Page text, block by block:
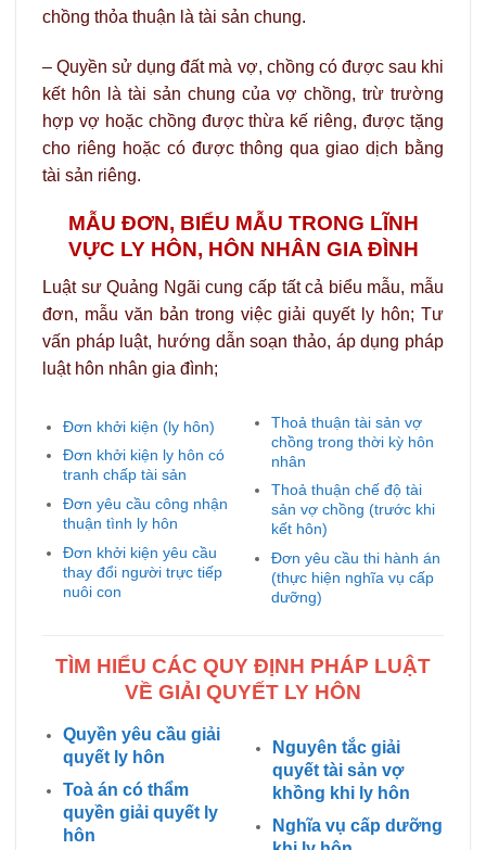
chồng thỏa thuận là tài sản chung.
– Quyền sử dụng đất mà vợ, chồng có được sau khi
kết hôn là tài sản chung của vợ chồng, trừ trường
hợp vợ hoặc chồng được thừa kế riêng, được tặng
cho riêng hoặc có được thông qua giao dịch bằng
tài sản riêng.
MẪU ĐƠN, BIỂU MẪU TRONG LĨNH
VỰC LY HÔN, HÔN NHÂN GIA ĐÌNH
Luật sư Quảng Ngãi cung cấp tất cả biểu mẫu, mẫu
đơn, mẫu văn bản trong việc giải quyết ly hôn; Tư
vấn pháp luật, hướng dẫn soạn thảo, áp dụng pháp
luật hôn nhân gia đình;
Đơn khởi kiện (ly hôn)
Đơn khởi kiện ly hôn có
tranh chấp tài sản
Đơn yêu cầu công nhận
thuận tình ly hôn
Đơn khởi kiện yêu cầu
thay đổi người trực tiếp
nuôi con
Thoả thuận tài sản vợ
chồng trong thời kỳ hôn
nhân
Thoả thuận chế độ tài
sản vợ chồng (trước khi
kết hôn)
Đơn yêu cầu thi hành án
(thực hiện nghĩa vụ cấp
dưỡng)
TÌM HIỂU CÁC QUY ĐỊNH PHÁP LUẬT
VỀ GIẢI QUYẾT LY HÔN
Quyền yêu cầu giải
quyết ly hôn
Toà án có thẩm
quyền giải quyết ly
hôn
Nguyên tắc giải
quyết tài sản vợ
khồng khi ly hôn
Nghĩa vụ cấp dưỡng